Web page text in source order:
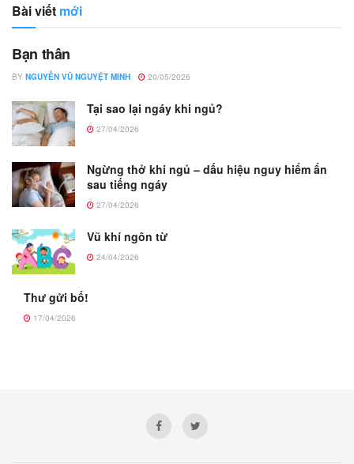
Bài viết mới
Bạn thân
BY NGUYỄN VŨ NGUYỆT MINH 20/05/2026
Tại sao lại ngáy khi ngủ?
27/04/2026
Ngừng thở khi ngủ – dấu hiệu nguy hiểm ẩn
sau tiếng ngáy
27/04/2026
Vũ khí ngôn từ
24/04/2026
Thư gửi bố!
17/04/2026